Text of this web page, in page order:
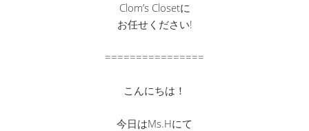
Clom’s Closetに
お任せください!
================
こんにちは！
今日はMs.Hにて